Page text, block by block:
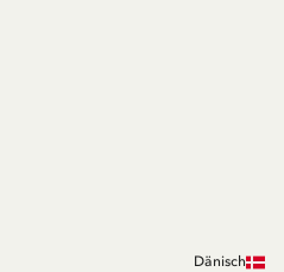
Dänisch